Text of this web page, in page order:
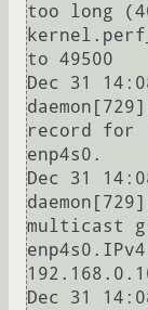
too long
to 49500
Dec 31
record for
enp4s0.
Dec 31
multicast
Dec 31